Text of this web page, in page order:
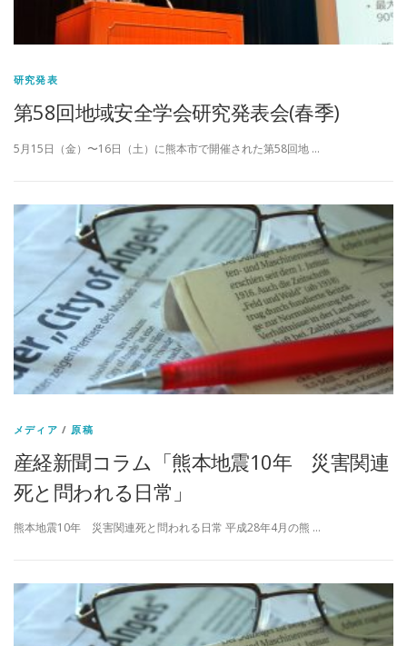
研究発表
第58回地域安全学会研究発表会(春季)
5月15日（金）〜16日（土）に熊本市で開催された第58回地 …
メディア / 原稿
産経新聞コラム「熊本地震10年 災害関連
死と問われる日常」
熊本地震10年 災害関連死と問われる日常 平成28年4月の熊 …